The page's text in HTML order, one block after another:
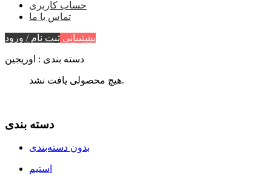
حساب کاربری
تماس با ما
پشتیبانی ثبت نام / ورود
دسته بندی : اوریجین
هیچ محصولی یافت نشد.
دسته بندی
بدون دسته‌بندی
استیم